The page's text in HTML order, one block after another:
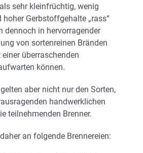
sehr kleinfrüchtig, wenig
Gerbstoffgehalte „rass“
dennoch in hervorragender
von sortenreinen Bränden
überraschenden
können.
aber nicht nur den Sorten,
handwerklichen
teilnehmenden Brenner.
an folgende Brennereien: